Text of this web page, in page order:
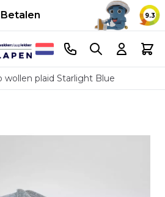
levering 9.3
Telefoonnummer
Search Cart
wollen plaid Starlight Blue